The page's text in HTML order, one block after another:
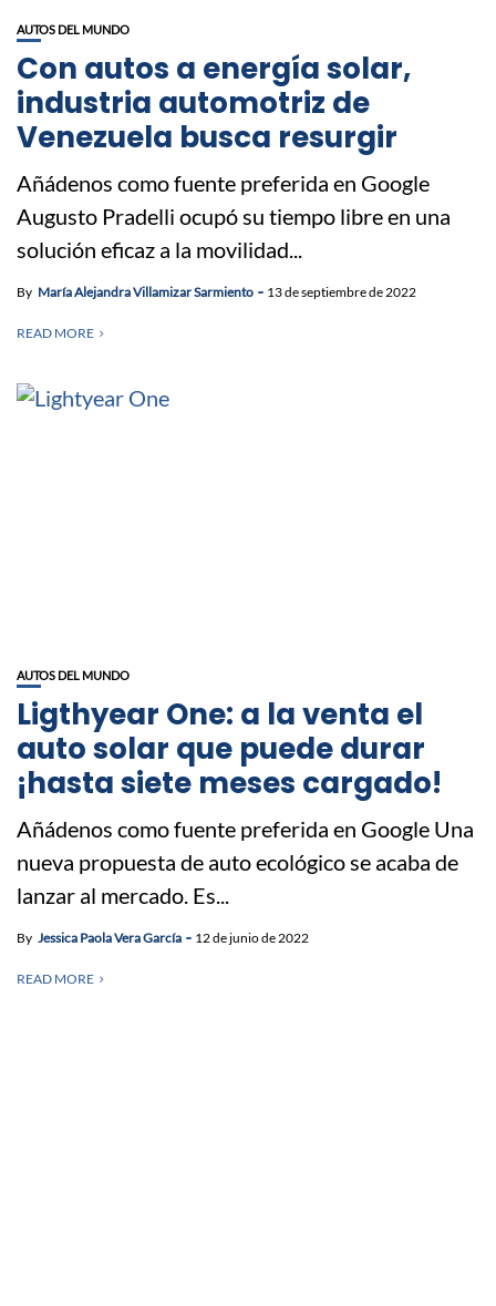
AUTOS DEL MUNDO
Con autos a energía solar,
industria automotriz de
Venezuela busca resurgir
Añádenos como fuente preferida en Google
Augusto Pradelli ocupó su tiempo libre en una
solución eficaz a la movilidad...
By María Alejandra Villamizar Sarmiento 13 de septiembre de 2022
READ MORE
AUTOS DEL MUNDO
Ligthyear One: a la venta el
auto solar que puede durar
¡hasta siete meses cargado!
Añádenos como fuente preferida en Google Una
nueva propuesta de auto ecológico se acaba de
lanzar al mercado. Es...
By Jessica Paola Vera García 12 de junio de 2022
READ MORE